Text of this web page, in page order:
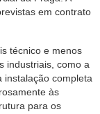
em contrato
técnico e menos
industriais, como a
instalação completa
às
para os